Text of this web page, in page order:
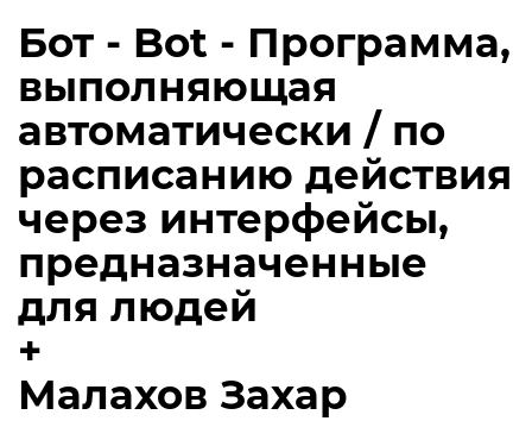
Бот - Bot - Программа,
выполняющая
автоматически / по
расписанию действия
через интерфейсы,
предназначенные
для людей
+
Малахов Захар